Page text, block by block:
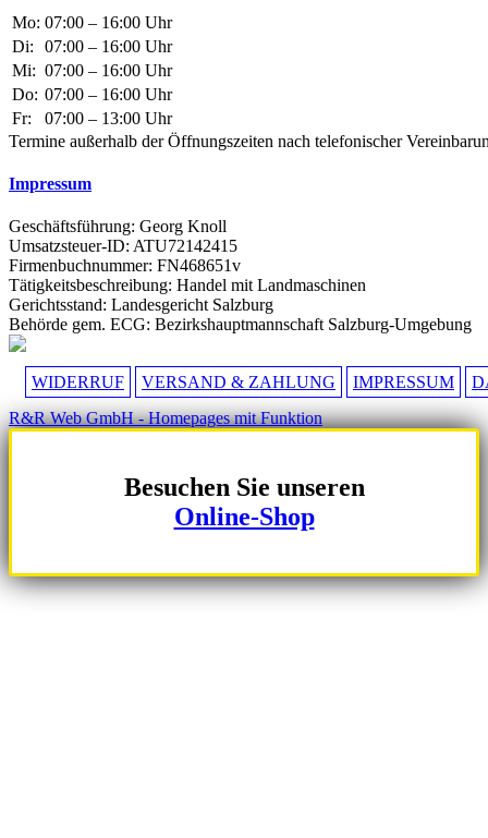
Mo: 07:00 – 16:00 Uhr
Di:
07:00 – 16:00 Uhr
Mi: 07:00 – 16:00 Uhr
Do: 07:00 – 16:00 Uhr
Fr:
07:00 – 13:00 Uhr
Termine außerhalb der Öffnungszeiten nach telefonischer
Impressum
Geschäftsführung: Georg Knoll
Umsatzsteuer-ID: ATU72142415
Firmenbuchnummer: FN468651v
Tätigkeitsbeschreibung: Handel mit Landmaschinen
Gerichtsstand: Landesgericht Salzburg
Behörde gem. ECG: Bezirkshauptmannschaft Salzburg-Umgebung
WIDERRUF VERSAND & ZAHLUNG IMPRESSUM
R&R Web GmbH - Homepages mit Funktion
Besuchen Sie unseren
Online-Shop